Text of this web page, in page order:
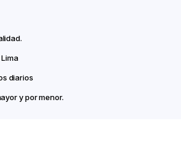
diarios
y por menor.